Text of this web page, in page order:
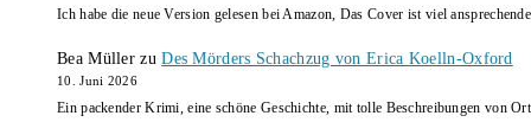
Ich habe die neue Version gelesen bei Amazon, Das Cover ist viel
Bea Müller zuDes Mörders Schachzug von Erica Koelln-Oxford
10. Juni 2026
Ein packender Krimi, eine schöne Geschichte, mit tolle Beschreibungen von